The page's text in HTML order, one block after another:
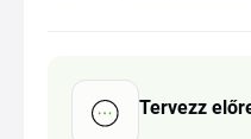
Tervezz